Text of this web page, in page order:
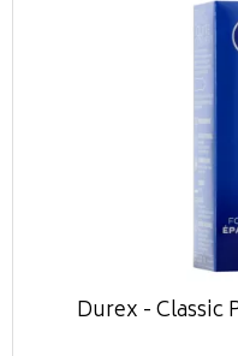
Durex - Classic